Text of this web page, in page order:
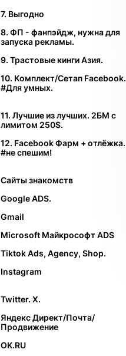
7. Выгодно
8. ФП - фанпэйдж, нужна для
запуска рекламы.
9. Трастовые кинги Азия.
10. Комплект/Сетап Facebook.
#Для умных.
11. Лучшие из лучших. 2БМ c
лимитом 250$.
12. Facebook Фарм + отлёжка.
#не спешим!
Сайты знакомств
Google ADS.
Gmail
Microsoft Майкрософт ADS
Tiktok Ads, Agency, Shop.
Instagram
Twitter. X.
Яндекс Директ/Почта/
Продвижение
OK.RU